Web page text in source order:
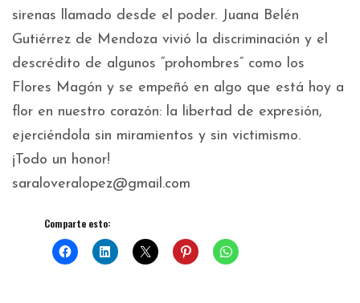
sirenas llamado desde el poder. Juana Belén
Gutiérrez de Mendoza vivió la discriminación y el
descrédito de algunos “prohombres” como los
Flores Magón y se empeñó en algo que está hoy a
flor en nuestro corazón: la libertad de expresión,
ejerciéndola sin miramientos y sin victimismo.
¡Todo un honor!
saraloveralopez@gmail.com
Comparte esto: